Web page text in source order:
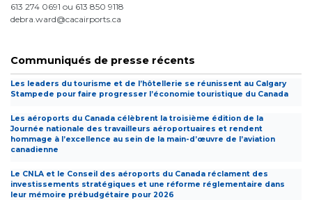
613 274 0691 ou 613 850 9118
debra.ward@cacairports.ca
Communiqués de presse récents
Les leaders du tourisme et de l’hôtellerie se réunissent au Calgary
Stampede pour faire progresser l’économie touristique du Canada
Les aéroports du Canada célèbrent la troisième édition de la
Journée nationale des travailleurs aéroportuaires et rendent
hommage à l’excellence au sein de la main-d’œuvre de l’aviation
canadienne
Le CNLA et le Conseil des aéroports du Canada réclament des
investissements stratégiques et une réforme réglementaire dans
leur mémoire prébudgétaire pour 2026